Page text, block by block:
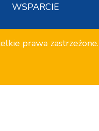
WSPARCIE
prawa